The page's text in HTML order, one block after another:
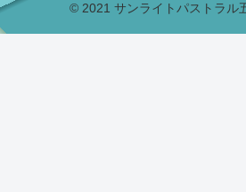
© 2021 サンライトパストラル